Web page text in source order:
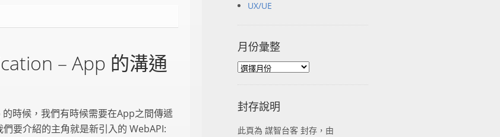
– App 的溝通
時候，我們有時候需要在App之間傳遞
要介紹的主角就是新引入的 WebAPI:
UX/UE
月份彙整
封存說明
此頁為 謀智台客 封存，由